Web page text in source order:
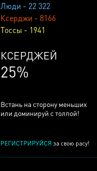
Люди - 22 322
Ксерджи - 8166
Тоссы - 1941
КСЕРДЖЕЙ
25%
Встань на сторону меньших
или доминируй с толпой!
РЕГИСТРИРУЙСЯ за свою расу!